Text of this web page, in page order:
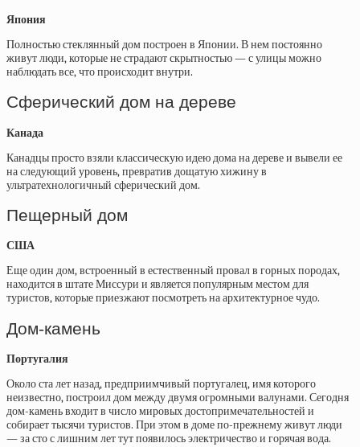
Япония
Полностью стеклянный дом построен в Японии. В нем постоянно
живут люди, которые не страдают скрытностью — с улицы можно
наблюдать все, что происходит внутри.
Сферический дом на дереве
Канада
Канадцы просто взяли классическую идею дома на дереве и вывели ее
на следующий уровень, превратив дощатую хижину в
ультратехнологичный сферический дом.
Пещерный дом
США
Еще один дом, встроенный в естественный провал в горных породах,
находится в штате Миссури и является популярным местом для
туристов, которые приезжают посмотреть на архитектурное чудо.
Дом-камень
Португалия
Около ста лет назад, предприимчивый португалец, имя которого
неизвестно, построил дом между двумя огромными валунами. Сегодня
дом-камень входит в число мировых достопримечательностей и
собирает тысячи туристов. При этом в доме по-прежнему живут люди
— за сто с лишним лет тут появилось электричество и горячая вода.